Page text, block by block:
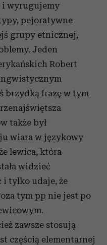
i wyrugujemy
pejoratywne
grupy etnicznej,
Jeden
Robert
brzydką frazę w tym
także był
wiara w językowy
lewica, która
widzieć
tylko udaje, że
tym pp nie jest po
zawsze stosują
częścią elementarnej